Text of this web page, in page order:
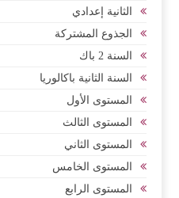
الثانية إعدادي
الجذوع المشتركة
السنة 2 باك
السنة الثانية باكالوريا
المستوى الأول
المستوى الثالث
المستوى الثاني
المستوى الخامس
المستوى الرابع